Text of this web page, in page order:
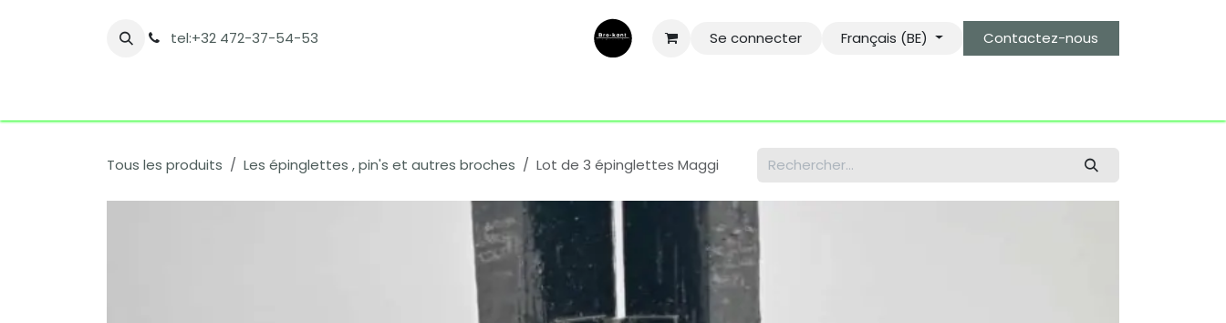
tel:+32 472-37-54-53
Se connecter Français (BE) Contactez-nous
Tous les produits Les épinglettes , pin's et autres broches Lot de 3 épinglettes Maggi